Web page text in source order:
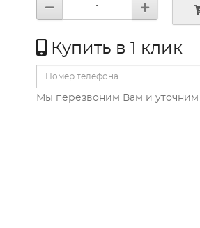
Купить в 1 клик
Мы перезвоним Вам и уточним